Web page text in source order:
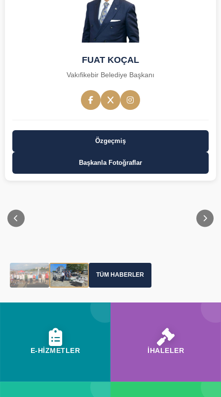
FUAT KOÇAL
Vakıfikebir Belediye Başkanı
Özgeçmiş
Başkanla Fotoğraflar
TÜM HABERLER
E-HİZMETLER İHALELER